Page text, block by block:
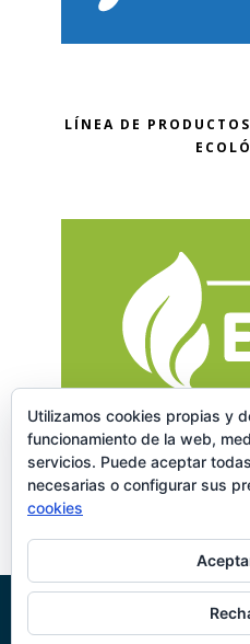
LÍNEA DE
© Jiloca Industrial SA |
Utilizamos cookies propias y
funcionamiento de la web,
servicios. Puede aceptar
necesarias o configurar sus
cookies